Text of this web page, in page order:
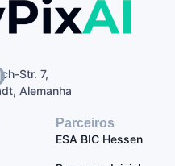
Str. 7,
Alemanha
Parceiros
ESA BIC Hessen